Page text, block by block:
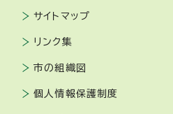
サイトマップ
リンク集
市の組織図
個人情報保護制度